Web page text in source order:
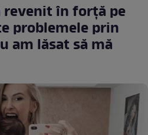
revenit în forță pe
problemele prin
am lăsat să mă